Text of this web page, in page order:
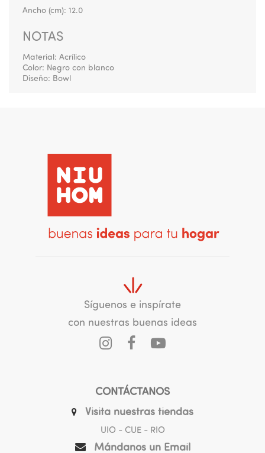
Ancho (cm): 12.0
NOTAS
Material: Acrílico
Color: Negro con blanco
Diseño: Bowl
Síguenos e inspírate
con nuestras buenas ideas
CONTÁCTANOS
Visita nuestras tiendas
UIO - CUE - RIO
Mándanos un Email